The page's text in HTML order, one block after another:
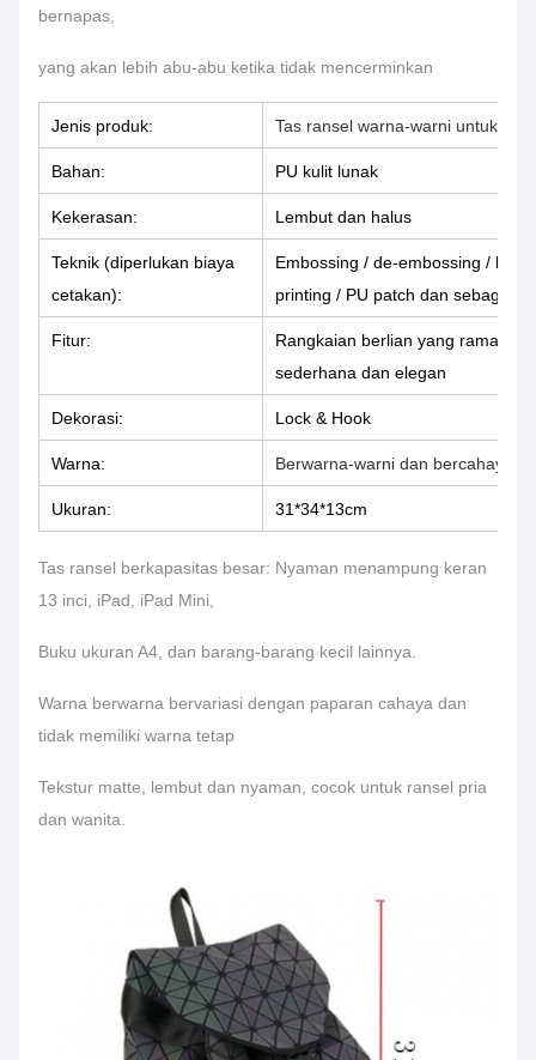
bernapas,
yang akan lebih abu-abu ketika tidak mencerminkan
Jenis produk: Tas ransel warna-warni untuk
Bahan: PU kulit lunak
Kekerasan: Lembut dan halus
Teknik (diperlukan biaya
cetakan):
Embossing / de-embossing /
printing / PU patch dan
Fitur:
Rangkaian berlian yang ramah
sederhana dan elegan
Dekorasi: Lock & Hook
Warna: Berwarna-warni dan bercahaya
Ukuran: 31*34*13cm
Tas ransel berkapasitas besar: Nyaman menampung keran
13 inci, iPad, iPad Mini,
Buku ukuran A4, dan barang-barang kecil lainnya.
Warna berwarna bervariasi dengan paparan cahaya dan
tidak memiliki warna tetap
Tekstur matte, lembut dan nyaman, cocok untuk ransel pria
dan wanita.